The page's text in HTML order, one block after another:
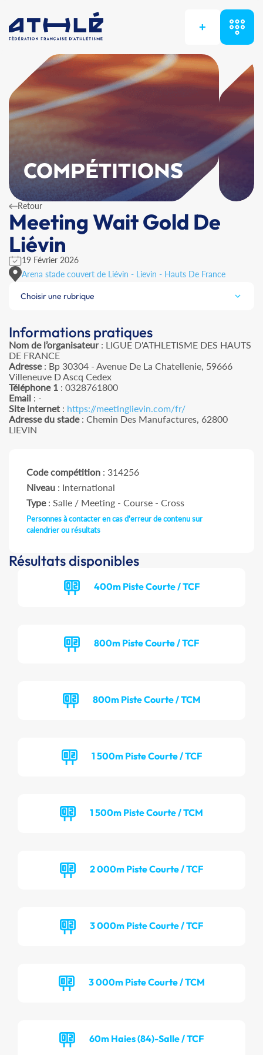
+
COMPÉTITIONS
Retour
Meeting Wait Gold De
Liévin
19 Février 2026
Arena stade couvert de Liévin - Lievin - Hauts De France
Choisir une rubrique
Informations pratiques
Nom de l’organisateur: LIGUE D'ATHLETISME DES HAUTS
DE FRANCE
Adresse: Bp 30304 - Avenue De La Chatellenie, 59666
Villeneuve D Ascq Cedex
Téléphone 1 : 0328761800
Email : -
Site internet : https://meetinglievin.com/fr/
Adresse du stade: Chemin Des Manufactures, 62800
LIEVIN
Code compétition : 314256
Niveau : International
Type: Salle / Meeting - Course - Cross
Personnes à contacter en cas d'erreur de contenu sur
calendrier ou résultats
Résultats disponibles
400m Piste Courte / TCF
800m Piste Courte / TCF
800m Piste Courte / TCM
1 500m Piste Courte / TCF
1 500m Piste Courte / TCM
2 000m Piste Courte / TCF
3 000m Piste Courte / TCF
3 000m Piste Courte / TCM
60m Haies (84)-Salle / TCF